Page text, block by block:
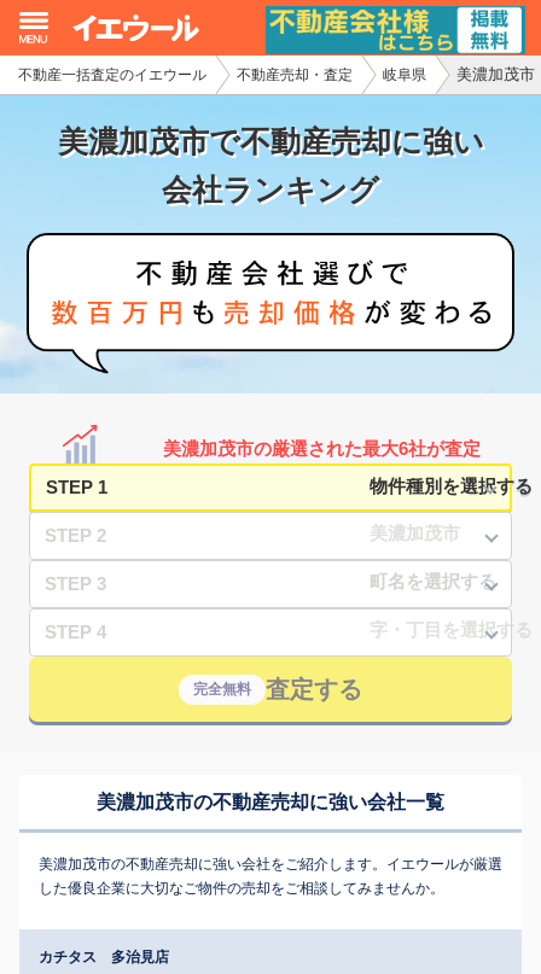
不動産一括査定のイエウール 不動産売却・査定 岐阜県 美濃加茂市
美濃加茂市で不動産売却に強い
会社ランキング
美濃加茂市の厳選された最大6社が査定
STEP 1
STEP 2
STEP 3
STEP 4
完全無料 査定する
美濃加茂市の不動産売却に強い会社一覧
美濃加茂市の不動産売却に強い会社をご紹介します。イエウールが厳選
した優良企業に大切なご物件の売却をご相談してみませんか。
カチタス 多治見店
イエウール加盟希望の不動産会社様
初めての方へ
不動産の売却・一括査定
家査定シミュレーター
お問い合わせ